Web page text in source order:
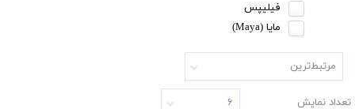
فیلیپس
مایا (Maya)
مرتبط‌ترین
تعداد نمایش ۶